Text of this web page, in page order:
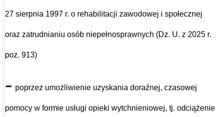
27 sierpnia 1997 r. o rehabilitacji zawodowej i społecznej
oraz zatrudnianiu osób niepełnosprawnych (Dz. U. z 2025 r.
poz. 913)
– poprzez umożliwienie uzyskania doraźnej, czasowej
pomocy w formie usługi opieki wytchnieniowej, tj. odciążenie